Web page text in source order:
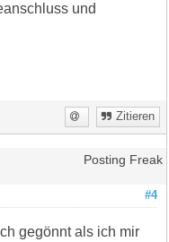
und
Zitieren
Posting Freak
#4
gegönnt als ich mir